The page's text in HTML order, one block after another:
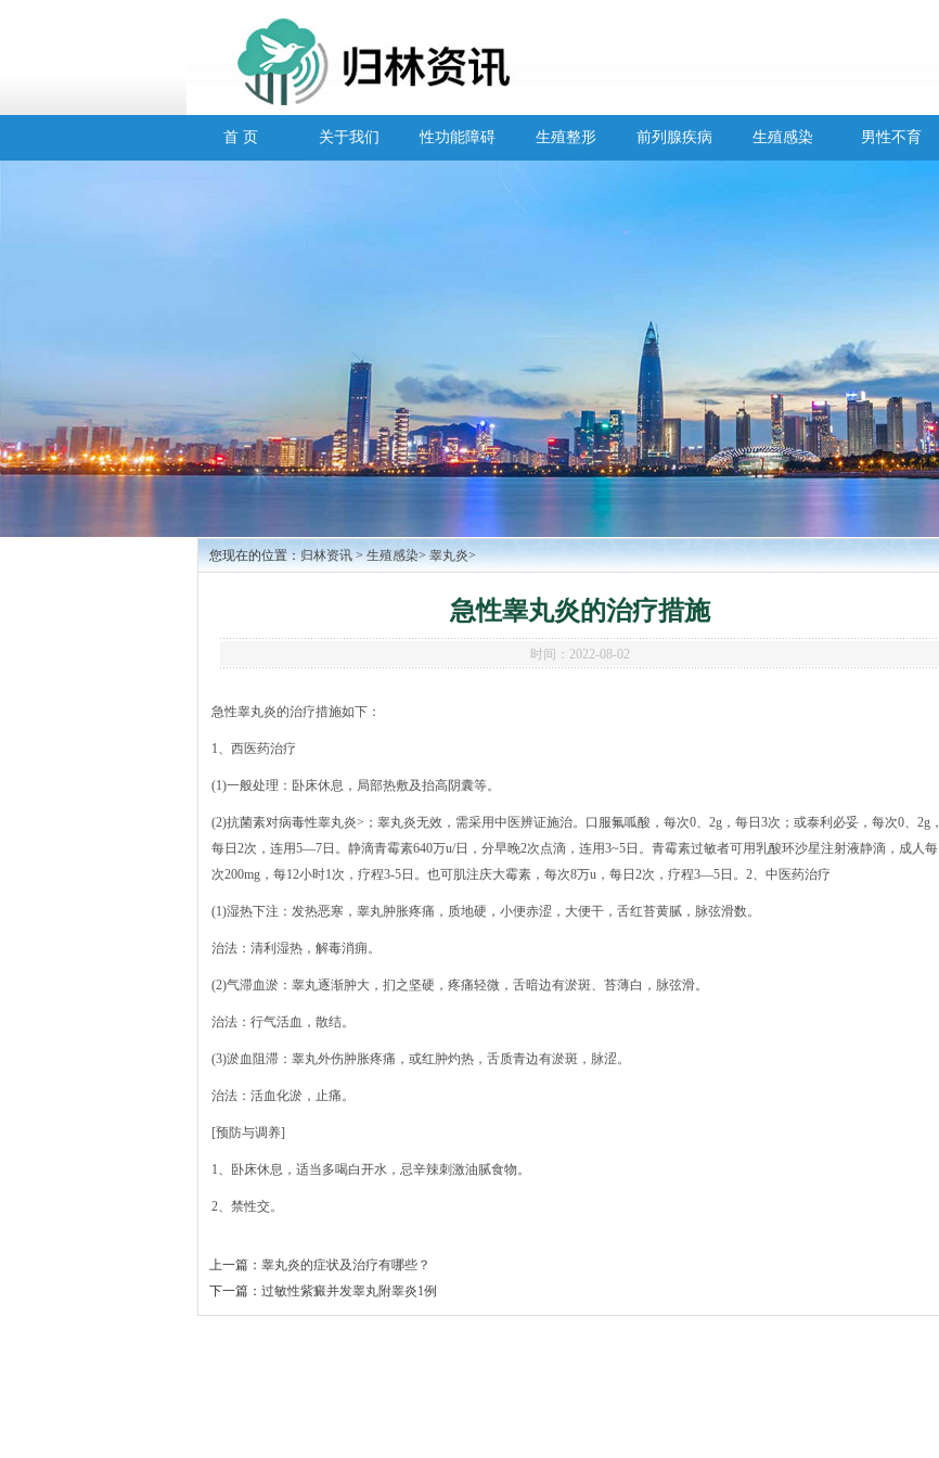
首 页 关于我们 性功能障碍 生殖整形 前列腺疾病 生殖感染 男性不育
您现在的位置： 归林资讯>生殖感染>睾丸炎>
急性睾丸炎的治疗措施
时间：2022-08-02
急性睾丸炎的治疗措施如下：
1、西医药治疗
(1)一般处理：卧床休息，局部热敷及抬高阴囊等。
(2)抗菌素对病毒性睾丸炎>；睾丸炎无效，需采用中医辨证施治。口服氟呱酸，每次0、2g，每日3次；或泰利必妥，每次0、2g，
每日2次，连用5—7日。静滴青霉素640万u/日，分早晚2次点滴，连用3~5日。青霉素过敏者可用乳酸环沙星注射液静滴，成人每
次200mg，每12小时1次，疗程3-5日。也可肌注庆大霉素，每次8万u，每日2次，疗程3—5日。2、中医药治疗
(1)湿热下注：发热恶寒，睾丸肿胀疼痛，质地硬，小便赤涩，大便干，舌红苔黄腻，脉弦滑数。
治法：清利湿热，解毒消痈。
(2)气滞血淤：睾丸逐渐肿大，扪之坚硬，疼痛轻微，舌暗边有淤斑、苔薄白，脉弦滑。
治法：行气活血，散结。
(3)淤血阻滞：睾丸外伤肿胀疼痛，或红肿灼热，舌质青边有淤斑，脉涩。
治法：活血化淤，止痛。
[预防与调养]
1、卧床休息，适当多喝白开水，忌辛辣刺激油腻食物。
2、禁性交。
上一篇： 睾丸炎的症状及治疗有哪些？
下一篇： 过敏性紫癜并发睾丸附睾炎1例